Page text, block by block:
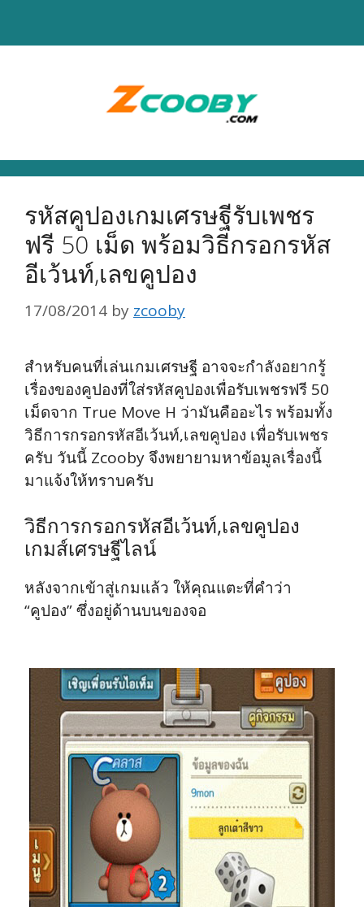
รหัสคูปองเกมเศรษฐีรับเพชร
ฟรี 50 เม็ด พร้อมวิธีกรอกรหัส
อีเว้นท์,เลขคูปอง
17/08/2014 by zcooby
สำหรับคนที่เล่นเกมเศรษฐี อาจจะกำลังอยากรู้
เรื่องของคูปองที่ใส่รหัสคูปองเพื่อรับเพชรฟรี 50
เม็ดจาก True Move H ว่ามันคืออะไร พร้อมทั้ง
วิธีการกรอกรหัสอีเว้นท์,เลขคูปอง เพื่อรับเพชร
ครับ วันนี้ Zcooby จึงพยายามหาข้อมูลเรื่องนี้
มาแจ้งให้ทราบครับ
วิธีการกรอกรหัสอีเว้นท์,เลขคูปอง
เกมส์เศรษฐีไลน์
หลังจากเข้าสู่เกมแล้ว ให้คุณแตะที่คำว่า
“คูปอง” ซึ่งอยู่ด้านบนของจอ